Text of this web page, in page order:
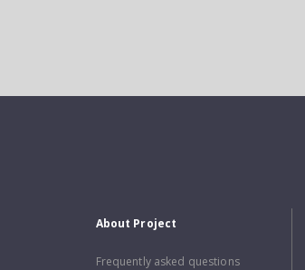
About Project
Frequently asked questions